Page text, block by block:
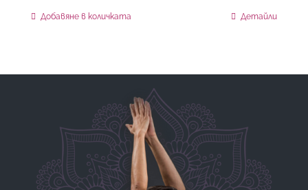
Добавяне в количката Детайли